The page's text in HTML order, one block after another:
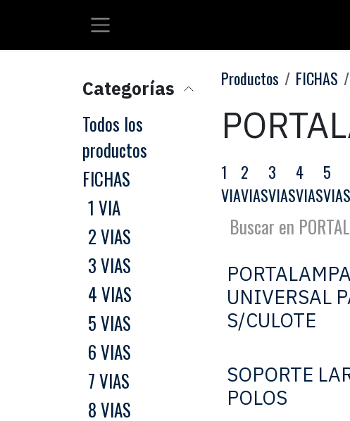
Ir al contenido
Categorías
Todos los
productos
FICHAS
1 VIA
2 VIAS
3 VIAS
4 VIAS
5 VIAS
6 VIAS
7 VIAS
8 VIAS
Productos FICHAS
1
VIA
2
VIAS
3
VIAS
4
VIAS
5
VIAS
UNIVERSAL
S/CULOTE
SOPORTE
POLOS